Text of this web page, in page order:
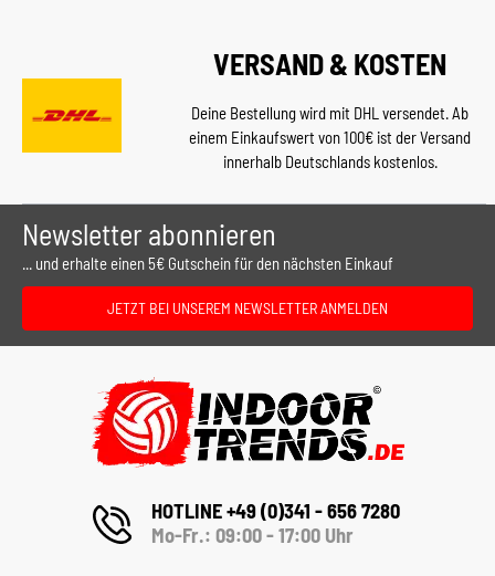
VERSAND & KOSTEN
Deine Bestellung wird mit DHL versendet. Ab
einem Einkaufswert von 100€ ist der Versand
innerhalb Deutschlands kostenlos.
Newsletter abonnieren
... und erhalte einen 5€ Gutschein für den nächsten Einkauf
JETZT BEI UNSEREM NEWSLETTER ANMELDEN
HOTLINE +49 (0)341 - 656 7280
Mo-Fr.: 09:00 - 17:00 Uhr